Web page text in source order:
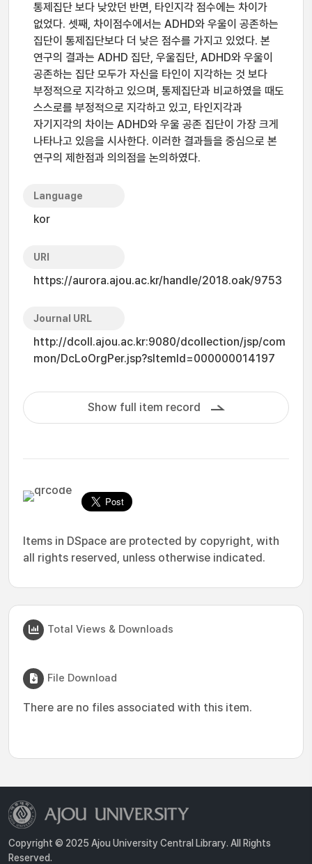
통제집단 보다 낮았던 반면, 타인지각 점수에는 차이가
없었다. 셋째, 차이점수에서는 ADHD와 우울이 공존하는
집단이 통제집단보다 더 낮은 점수를 가지고 있었다. 본
연구의 결과는 ADHD 집단, 우울집단, ADHD와 우울이
공존하는 집단 모두가 자신을 타인이 지각하는 것 보다
부정적으로 지각하고 있으며, 통제집단과 비교하였을 때도
스스로를 부정적으로 지각하고 있고, 타인지각과
자기지각의 차이는 ADHD와 우울 공존 집단이 가장 크게
나타나고 있음을 시사한다. 이러한 결과들을 중심으로 본
연구의 제한점과 의의점을 논의하였다.
Language
kor
URI
https://aurora.ajou.ac.kr/handle/2018.oak/9753
Journal URL
http://dcoll.ajou.ac.kr:9080/dcollection/jsp/com
mon/DcLoOrgPer.jsp?sItemId=000000014197
Show full item record
Items in DSpace are protected by copyright, with
all rights reserved, unless otherwise indicated.
Total Views & Downloads
File Download
There are no files associated with this item.
Copyright © 2025 Ajou University Central Library. All Rights
Reserved.